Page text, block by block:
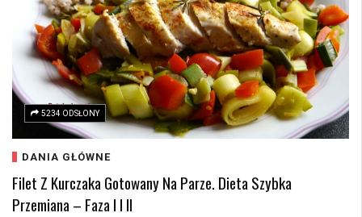
5234 ODSŁONY
DANIA GŁÓWNE
Filet Z Kurczaka Gotowany Na Parze. Dieta Szybka
Przemiana – Faza I I II